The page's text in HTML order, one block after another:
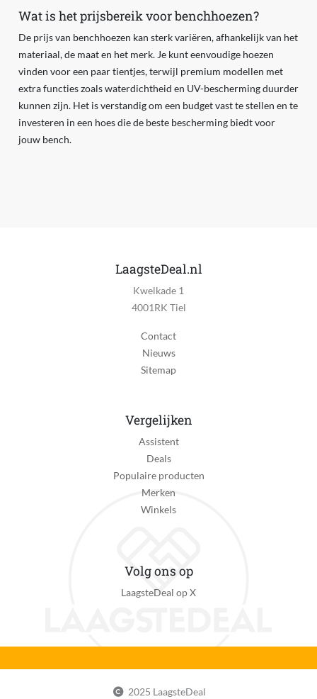
Wat is het prijsbereik voor benchhoezen?
De prijs van benchhoezen kan sterk variëren, afhankelijk van het
materiaal, de maat en het merk. Je kunt eenvoudige hoezen
vinden voor een paar tientjes, terwijl premium modellen met
extra functies zoals waterdichtheid en UV-bescherming duurder
kunnen zijn. Het is verstandig om een budget vast te stellen en te
investeren in een hoes die de beste bescherming biedt voor
jouw bench.
LaagsteDeal.nl
Kwelkade 1
4001RK Tiel
Contact
Nieuws
Sitemap
Vergelijken
Assistent
Deals
Populaire producten
Merken
Winkels
Volg ons op
LaagsteDeal op X
2025 LaagsteDeal